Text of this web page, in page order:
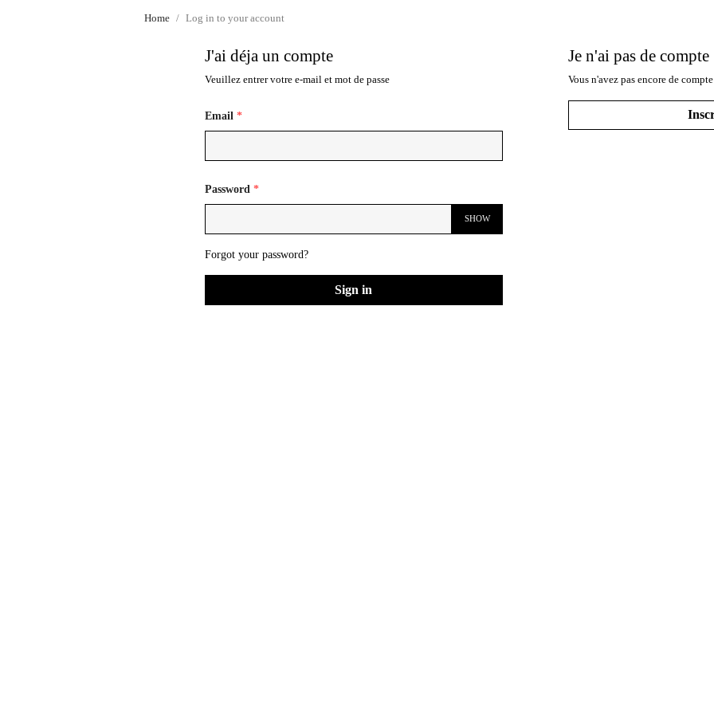
Home Log in to your account
J'ai déja un compte
Veuillez entrer votre e-mail et mot de passe
Email*
Password*
SHOW
Forgot your password?
Sign in
Je n'ai pas de compte
Vous n'avez pas encore de